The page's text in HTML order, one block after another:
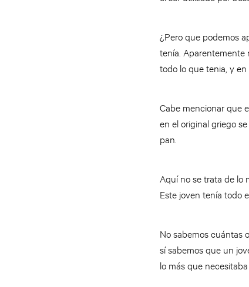
¿Pero que podemos
tenía. Aparentemente
todo lo que tenia, y
Cabe mencionar que
en el original griego
pan.
Aquí no se trata de lo
Este joven tenía todo
No sabemos cuántas
sí sabemos que un
lo más que